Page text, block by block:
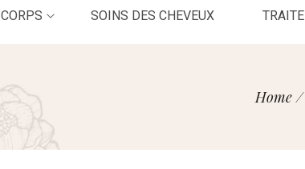
CORPS SOINS DES CHEVEUX
Home /